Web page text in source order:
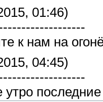
01:46)
к нам на
04:45)
последние